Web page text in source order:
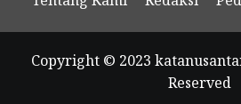
Copyright © 2023
Reserved